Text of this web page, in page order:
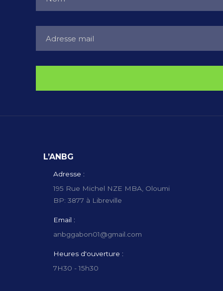
L’ANBG
Adresse :
195 Rue Michel NZE MBA, Oloumi
BP: 3877 à Libreville
Email :
anbggabon01@gmail.com
Heures d'ouverture :
7H30 - 15h30